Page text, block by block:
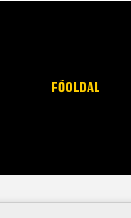
FŐOLDAL